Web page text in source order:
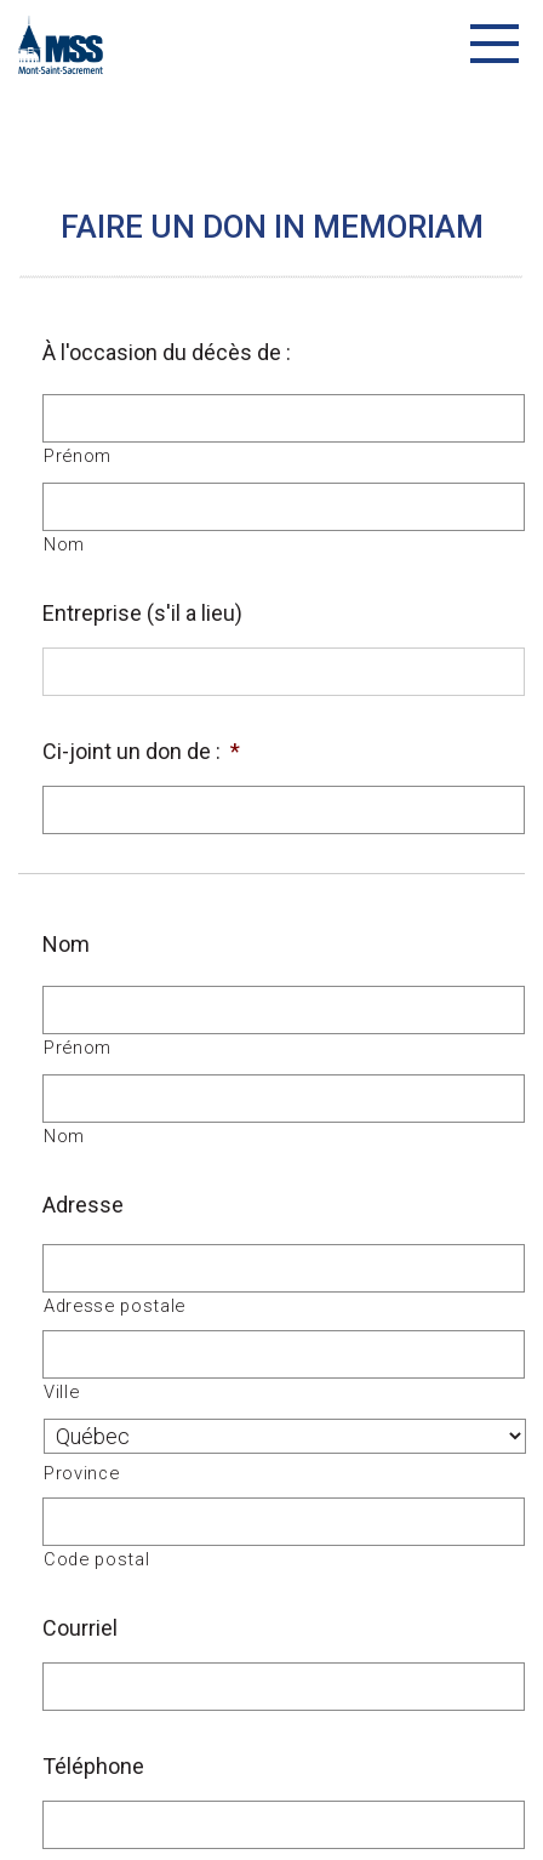
FAIRE UN DON IN MEMORIAM
À l'occasion du décès de :
Prénom
Nom
Entreprise (s'il a lieu)
Ci-joint un don de : *
Nom
Prénom
Nom
Adresse
Adresse postale
Ville
Province
Code postal
Courriel
Téléphone